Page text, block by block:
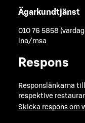
Ägarkundtjänst
010 76 5858
lna/msa
Respons
Responslänkarna
respektive
Skicka respons om